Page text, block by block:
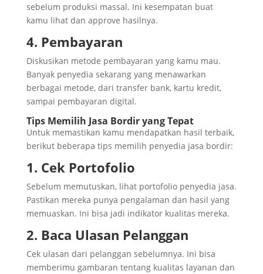
sebelum produksi massal. Ini kesempatan buat
kamu lihat dan approve hasilnya.
4. Pembayaran
Diskusikan metode pembayaran yang kamu mau.
Banyak penyedia sekarang yang menawarkan
berbagai metode, dari transfer bank, kartu kredit,
sampai pembayaran digital.
Tips Memilih Jasa Bordir yang Tepat
Untuk memastikan kamu mendapatkan hasil terbaik,
berikut beberapa tips memilih penyedia jasa bordir:
1. Cek Portofolio
Sebelum memutuskan, lihat portofolio penyedia jasa.
Pastikan mereka punya pengalaman dan hasil yang
memuaskan. Ini bisa jadi indikator kualitas mereka.
2. Baca Ulasan Pelanggan
Cek ulasan dari pelanggan sebelumnya. Ini bisa
memberimu gambaran tentang kualitas layanan dan